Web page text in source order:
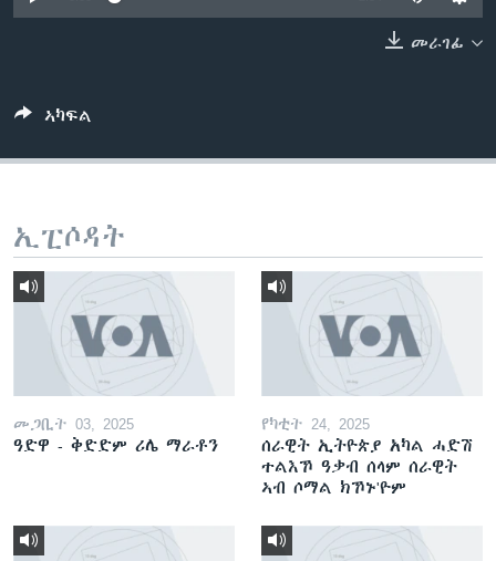
ቂሔ ጽልሚ
መራገፊ
ኣካፍል
ኢፒሶዳት
መጋቢት 03, 2025
ዓድዋ - ቅድድም ሪሌ ማራቶን
የካቲት 24, 2025
ሰራዊት ኢትዮጵያ አካል ሓድሽ
ተልእኾ ዓቃብ ሰላም ሰራዊት
ኣብ ሶማል ክኾኑ'ዮም